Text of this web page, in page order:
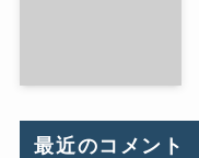
最近のコメント